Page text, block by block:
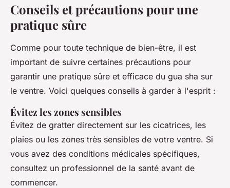
Conseils et précautions pour une
pratique sûre
Comme pour toute technique de bien-être, il est
important de suivre certaines précautions pour
garantir une pratique sûre et efficace du gua sha sur
le ventre. Voici quelques conseils à garder à l'esprit :
Évitez les zones sensibles
Évitez de gratter directement sur les cicatrices, les
plaies ou les zones très sensibles de votre ventre. Si
vous avez des conditions médicales spécifiques,
consultez un professionnel de la santé avant de
commencer.